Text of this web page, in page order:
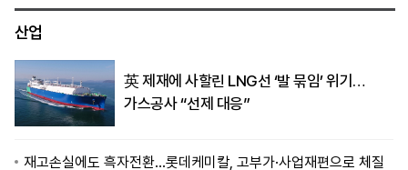
산업
英 제재에 사할린 LNG선 ‘발 묶임’ 위기…
가스공사 “선제 대응”
재고손실에도 흑자전환…롯데케미칼, 고부가·사업재편으로 체질